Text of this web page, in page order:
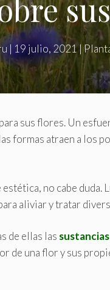
| 19 julio, 2021|
sus flores. Un
formas atraen a los
no cabe duda.
aliviar y tratar
de ellas las
de una flor y sus